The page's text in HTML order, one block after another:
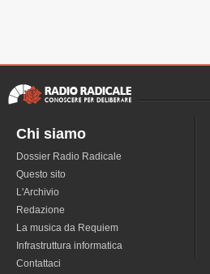
Chi siamo
Dossier Radio Radicale
Questo sito
L'Archivio
Redazione
La musica da Requiem
Infrastruttura informatica
Contattaci